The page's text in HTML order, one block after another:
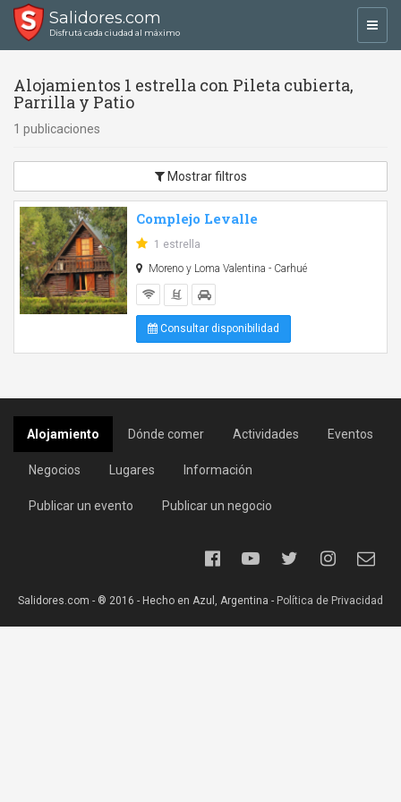
Salidores.com
Disfrutá cada ciudad al máximo
Alojamientos 1 estrella con Pileta cubierta,
Parrilla y Patio
1 publicaciones
Mostrar filtros
Complejo Levalle
1 estrella
Moreno y Loma Valentina - Carhué
Consultar disponibilidad
Alojamiento Dónde comer Actividades Eventos
Negocios Lugares Información
Publicar un evento Publicar un negocio
Salidores.com - ® 2016 - Hecho en Azul, Argentina - Política de Privacidad